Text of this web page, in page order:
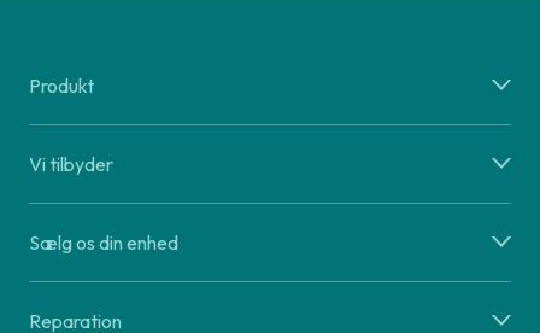
Produkt
Vi tilbyder
Sælg os din enhed
Reparation